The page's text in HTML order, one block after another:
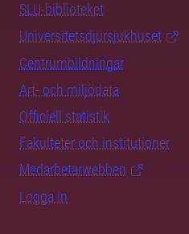
SLU-biblioteket
Universitetsdjursjukhuset
Centrumbildningar
Art- och miljödata
Officiell statistik
Fakulteter och institutioner
Medarbetarwebben
Logga in